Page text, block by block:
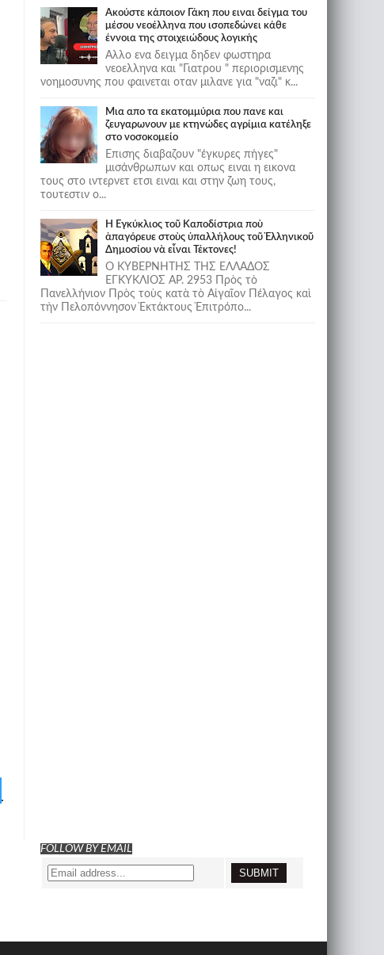
Ακούστε κάποιον Γάκη που ειναι δείγμα του
μέσου νεοέλληνα που ισοπεδώνει κάθε
έννοια της στοιχειώδους λογικής
Αλλο ενα δειγμα δηδεν φωστηρα
νεοελληνα και "Γιατρου " περιορισμενης
νοημοσυνης που φαινεται οταν μιλανε για "ναζι" κ...
Μια απο τα εκατομμύρια που πανε και
ζευγαρωνουν με κτηνώδες αγρίμια κατέληξε
στο νοσοκομείο
Επισης διαβαζουν "έγκυρες πήγες"
μισάνθρωπων και οπως ειναι η εικονα
τους στο ιντερνετ ετσι ειναι και στην ζωη τους,
τουτεστιν ο...
Ἡ Ἐγκύκλιος τοῦ Καποδίστρια ποὺ
ἀπαγόρευε στοὺς ὑπαλλήλους τοῦ Ἑλληνικοῦ
Δημοσίου νὰ εἶναι Τέκτονες!
Ο ΚΥΒΕΡΝΗΤΗΣ ΤΗΣ ΕΛΛΑΔΟΣ
ΕΓΚΥΚΛΙΟΣ ΑΡ. 2953 Πρὸς τὸ
Πανελλήνιον Πρὸς τοὺς κατὰ τὸ Αἰγαῖον Πέλαγος καὶ
τὴν Πελοπόννησον Ἐκτάκτους Ἐπιτρόπο...
FOLLOW BY EMAIL